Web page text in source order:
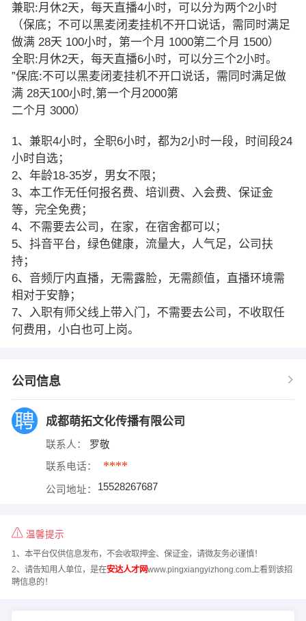
兼职:月休2天，每天直播4小时，可以分为两个2小时
（保底；不可以黑麦闭麦挂机不开口说话，需同时满足
做满 28天 100小时，第一个月 1000第二个月 1500）
全职:月休2天，每天直播6小时，可以分三个2小时。
”保底:不可以黑麦闭麦挂机不开口说话，需同时满足做
满 28天100小时,第一个月2000第
二个月 3000）
1、兼职4小时，全职6小时，都为2小时一段，时间段24
小时自选；
2、年龄18-35岁，男女不限；
3、本工作无任何报名费、培训费、入会费、保证金
等，完全免费；
4、不需要去公司，在家，在宿舍都可以；
5、抖音平台，绿色健康，流量大，人气足，公司扶
持；
6、音频厅内直播，无需露脸，无需颜值，直播环境需
相对于安静；
7、入职有师父线上带入门，不需要去公司，不收取任
何费用，小白也可上岗。
公司信息
成都萌拓文化传播有限公司
联系人： 罗敬
联系电话： ****
公司地址： 15528267687
温馨提示
1、本平台仅供信息发布，不会收取押金、保证金，请微友务必谨慎！
2、请告知用人单位，是在安达人才网www.pingxiangyizhong.com上看到该招
聘信息的！